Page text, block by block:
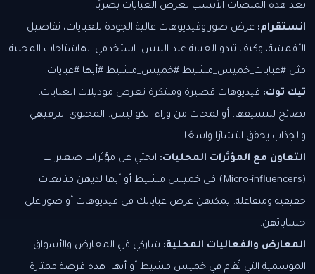
تُعد هذه المنصات الأنسب لعرض العبايات بصريًا.
انستقرام: عرض صور وفيديوهات عالية الجودة للعبايات، تفاصيل
الأقمشة، وكيف تبدو العباية عند اللبس. استخدمي الهاشتاجات المحلية
مثل #عبايات_خميس_مشيط #خميس_مشيط #أبها #عبايات.
تيك توك: فيديوهات قصيرة ومبتكرة تعرض موديلات العبايات،
نصائح لتنسيقها، أو لمحات من وراء الكواليس. المحتوى الترفيهي
والجذاب يحقق انتشارًا واسعًا.
التعاون مع المؤثرات المحليات: ابحثي عن مؤثرات صغيرات
(Micro-influencers) في خميس مشيط أو أبها لديهن متابعات
حقيقية ومتفاعلة. يمكنهن عرض عباياتك في فيديوهات أو صور على
حساباتهن.
المعارض والفعاليات المحلية: شاركي في المعارض والأسواق
الموسمية التي تُقام في خميس مشيط أو أبها. هذه فرصة ممتازة